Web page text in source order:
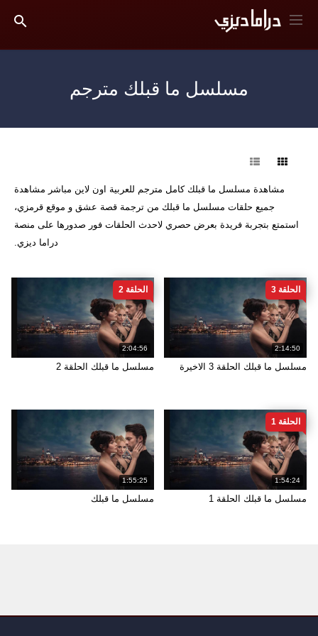
مسلسل ما قبلك مترجم
مشاهدة مسلسل ما قبلك كامل مترجم للعربية اون لاين مباشر مشاهدة
جميع حلقات مسلسل ما قبلك من ترجمة قصة عشق و موقع قرمزي،
استمتع بتجربة فريدة بعرض حصري لاحدث الحلقات فور صدورها على منصة
دراما ديزي.
2:14:50
الحلقة 3
مسلسل ما قبلك الحلقة 3 الاخيرة
2:04:56
الحلقة 2
مسلسل ما قبلك الحلقة 2
1:54:24
الحلقة 1
مسلسل ما قبلك الحلقة 1
1:55:25
مسلسل ما قبلك